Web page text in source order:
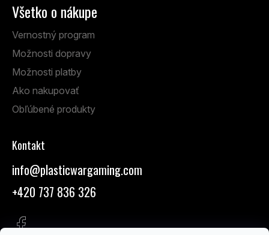
Všetko o nákupe
Vernostný program
Možnosti dopravy
Možnosti platby
Ako nakupovať
Obľúbené produkty
Kontakt
info@plasticwargaming.com
+420 737 836 326